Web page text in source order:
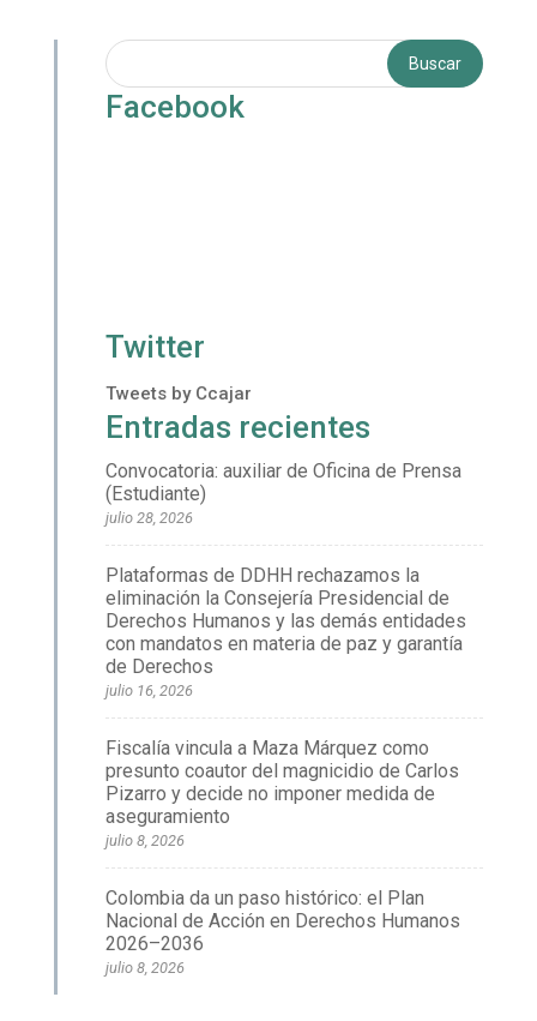
Facebook
Twitter
Tweets by Ccajar
Entradas recientes
Convocatoria: auxiliar de Oficina de Prensa
(Estudiante)
julio 28, 2026
Plataformas de DDHH rechazamos la
eliminación la Consejería Presidencial de
Derechos Humanos y las demás entidades
con mandatos en materia de paz y garantía
de Derechos
julio 16, 2026
Fiscalía vincula a Maza Márquez como
presunto coautor del magnicidio de Carlos
Pizarro y decide no imponer medida de
aseguramiento
julio 8, 2026
Colombia da un paso histórico: el Plan
Nacional de Acción en Derechos Humanos
2026–2036
julio 8, 2026